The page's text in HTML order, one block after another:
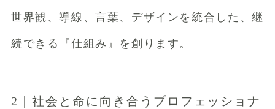
世界観、導線、言葉、デザインを統合した、継
続できる『仕組み』を創ります。
2｜社会と命に向き合うプロフェッショナ